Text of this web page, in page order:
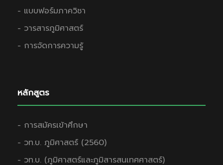
- แบบฟอร์มภาควิชา
- วารสารภูมิศาสตร์
- การจัดการความรู้
หลักสูตร
- การสมัครเข้าศึกษา
- วท.บ. ภูมิศาสตร์ (2560)
- วท.บ. (ภูมิศาสตร์และภูมิสารสนเทศศาสตร์)